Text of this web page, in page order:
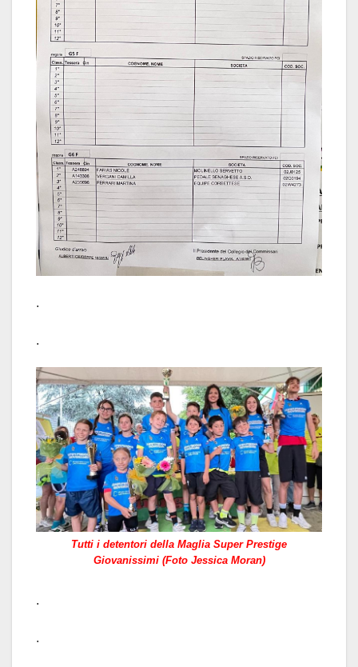
.
.
Tutti i detentori della Maglia Super Prestige
Giovanissimi (Foto Jessica Moran)
.
.